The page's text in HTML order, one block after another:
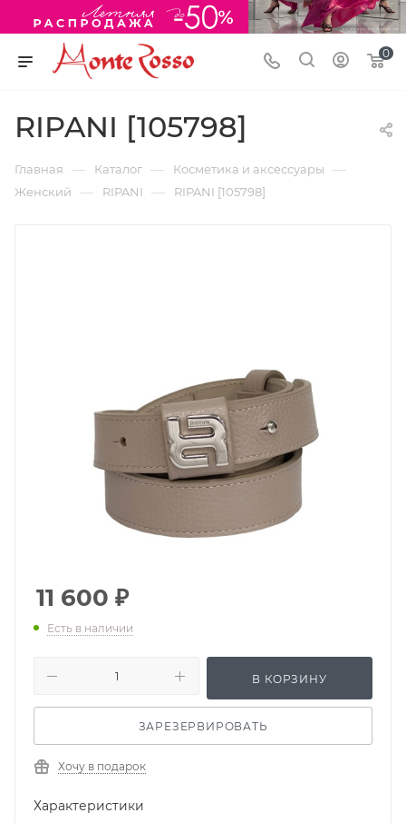
0
RIPANI [105798]
Главная — Каталог — Косметика и аксессуары —
Женский — RIPANI — RIPANI [105798]
11 600 ₽
Есть в наличии
В КОРЗИНУ
ЗАРЕЗЕРВИРОВАТЬ
Хочу в подарок
Характеристики